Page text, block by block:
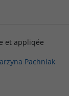
et appliqée
Pachniak